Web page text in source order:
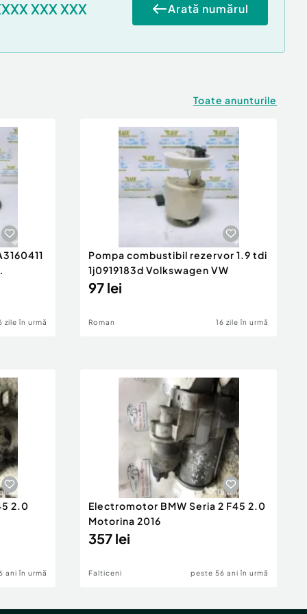
XXX XXX Arată numărul
Toate anunturile
zile în urmă
Pompa combustibil rezervor 1.9 tdi
1j0919183d Volkswagen VW
97 lei
Roman 16 zile în urmă
2.0
ani în urmă
Electromotor BMW Seria 2 F45 2.0
Motorina 2016
357 lei
Falticeni peste 56 ani în urmă